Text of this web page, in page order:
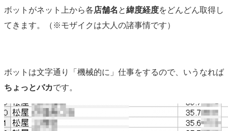
ボットがネット上から各店舗名 と緯度経度をどんどん取得し
てきます。（※モザイクは大人の諸事情です）
ボットは文字通り「機械的に」仕事をするので、いうなれば
ちょっとバカです。